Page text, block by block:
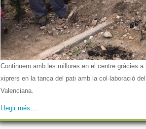
Continuem amb les millores en el centre gràcies
xiprers en la tanca del pati amb la col·laboració
Valenciana.
Llegir més ...